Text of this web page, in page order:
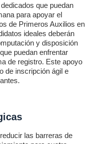
que puedan
para apoyar el
de Primeros Auxilios en
ideales deberán
y disposición
puedan enfrentar
de registro. Este apoyo
de inscripción ágil e
las barreras de